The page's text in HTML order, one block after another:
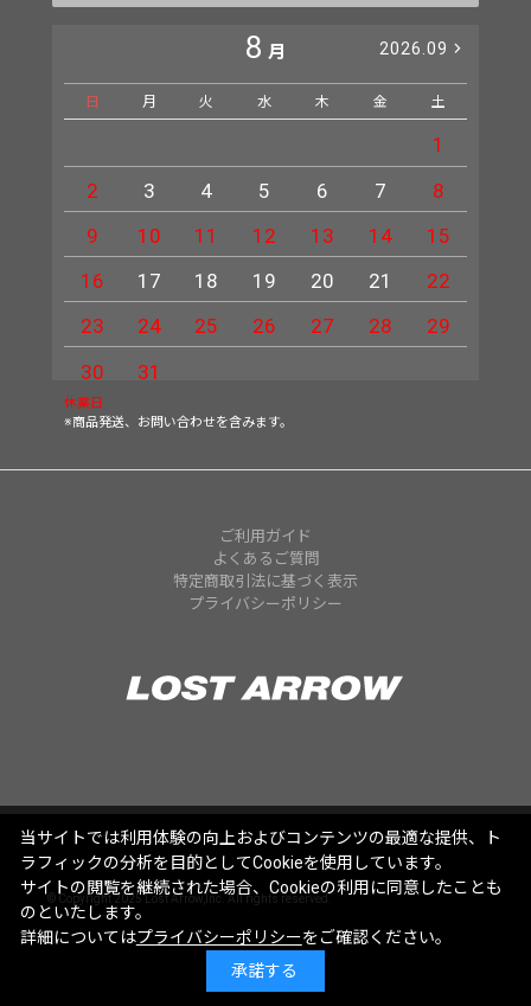
8 月 2026.09
日 月 火 水 木 金 土
1
2
3 4 5 6 7
8
9
10 11 12 13 14
15
16
17 18 19 20 21
22
23
24 25 26 27 28
29
30
31
休業日
※商品発送、お問い合わせを含みます。
ご利用ガイド
よくあるご質問
特定商取引法に基づく表示
プライバシーポリシー
© Copyright 2025 Lost Arrow,Inc. All rights reserved.
当サイトでは利用体験の向上およびコンテンツの最適な提供、ト
ラフィックの分析を目的としてCookieを使用しています。
サイトの閲覧を継続された場合、Cookieの利用に同意したことも
のといたします。
詳細についてはプライバシーポリシーをご確認ください。
承諾する